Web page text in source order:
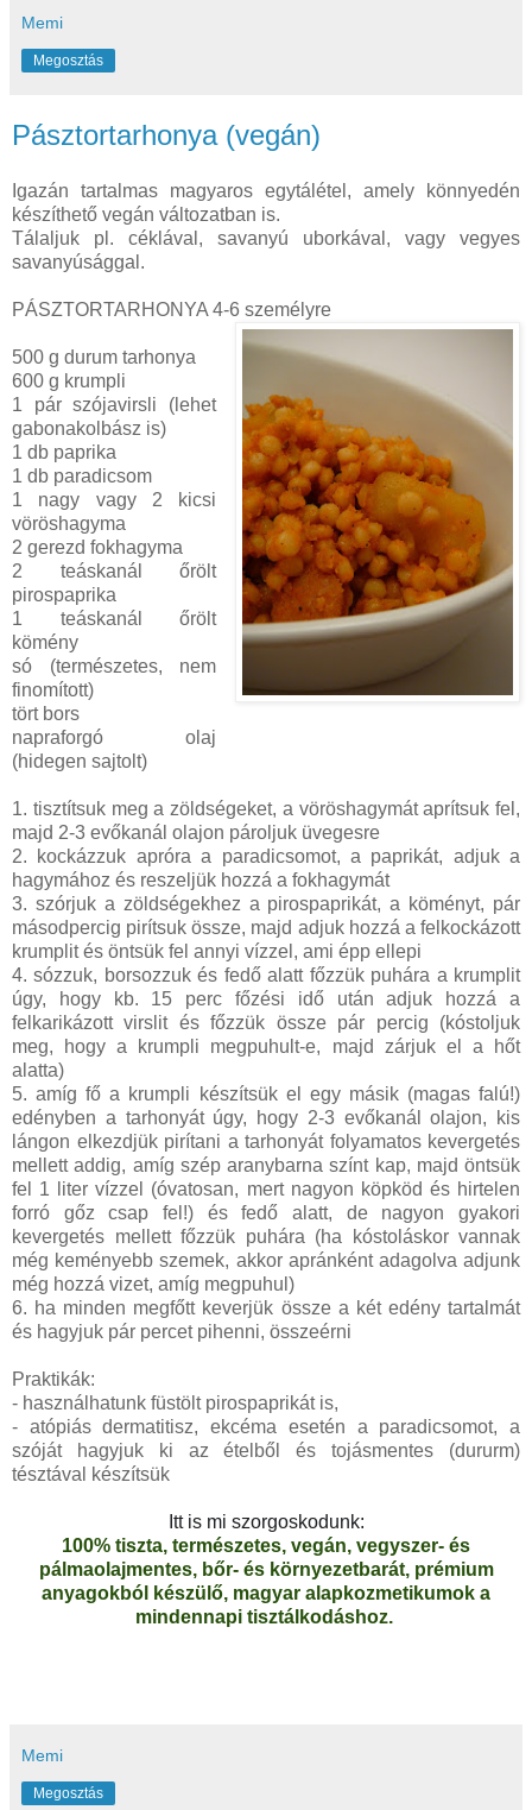
Memi
Megosztás
Pásztortarhonya (vegán)
Igazán tartalmas magyaros egytálétel, amely könnyedén
készíthető vegán változatban is.
Tálaljuk pl. céklával, savanyú uborkával, vagy vegyes
savanyúsággal.
PÁSZTORTARHONYA 4-6 személyre
500 g durum tarhonya
600 g krumpli
1 pár szójavirsli (lehet
gabonakolbász is)
1 db paprika
1 db paradicsom
1 nagy vagy 2 kicsi
vöröshagyma
2 gerezd fokhagyma
2 teáskanál őrölt
pirospaprika
1 teáskanál őrölt
kömény
só (természetes, nem
finomított)
tört bors
napraforgó olaj
(hidegen sajtolt)
1. tisztítsuk meg a zöldségeket, a vöröshagymát aprítsuk fel,
majd 2-3 evőkanál olajon pároljuk üvegesre
2. kockázzuk apróra a paradicsomot, a paprikát, adjuk a
hagymához és reszeljük hozzá a fokhagymát
3. szórjuk a zöldségekhez a pirospaprikát, a köményt, pár
másodpercig pirítsuk össze, majd adjuk hozzá a felkockázott
krumplit és öntsük fel annyi vízzel, ami épp ellepi
4. sózzuk, borsozzuk és fedő alatt főzzük puhára a krumplit
úgy, hogy kb. 15 perc főzési idő után adjuk hozzá a
felkarikázott virslit és főzzük össze pár percig (kóstoljuk
meg, hogy a krumpli megpuhult-e, majd zárjuk el a hőt
alatta)
5. amíg fő a krumpli készítsük el egy másik (magas falú!)
edényben a tarhonyát úgy, hogy 2-3 evőkanál olajon, kis
lángon elkezdjük pirítani a tarhonyát folyamatos kevergetés
mellett addig, amíg szép aranybarna színt kap, majd öntsük
fel 1 liter vízzel (óvatosan, mert nagyon köpköd és hirtelen
forró gőz csap fel!) és fedő alatt, de nagyon gyakori
kevergetés mellett főzzük puhára (ha kóstoláskor vannak
még keményebb szemek, akkor apránként adagolva adjunk
még hozzá vizet, amíg megpuhul)
6. ha minden megfőtt keverjük össze a két edény tartalmát
és hagyjuk pár percet pihenni, összeérni
Praktikák:
- használhatunk füstölt pirospaprikát is,
- atópiás dermatitisz, ekcéma esetén a paradicsomot, a
szóját hagyjuk ki az ételből és tojásmentes (dururm)
tésztával készítsük
Itt is mi szorgoskodunk:
100% tiszta, természetes, vegán, vegyszer- és
pálmaolajmentes, bőr- és környezetbarát, prémium
anyagokból készülő, magyar alapkozmetikumok a
mindennapi tisztálkodáshoz.
Memi
Megosztás